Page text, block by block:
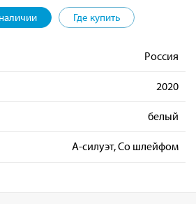
Где купить
Россия
2020
белый
А-силуэт, Со шлейфом